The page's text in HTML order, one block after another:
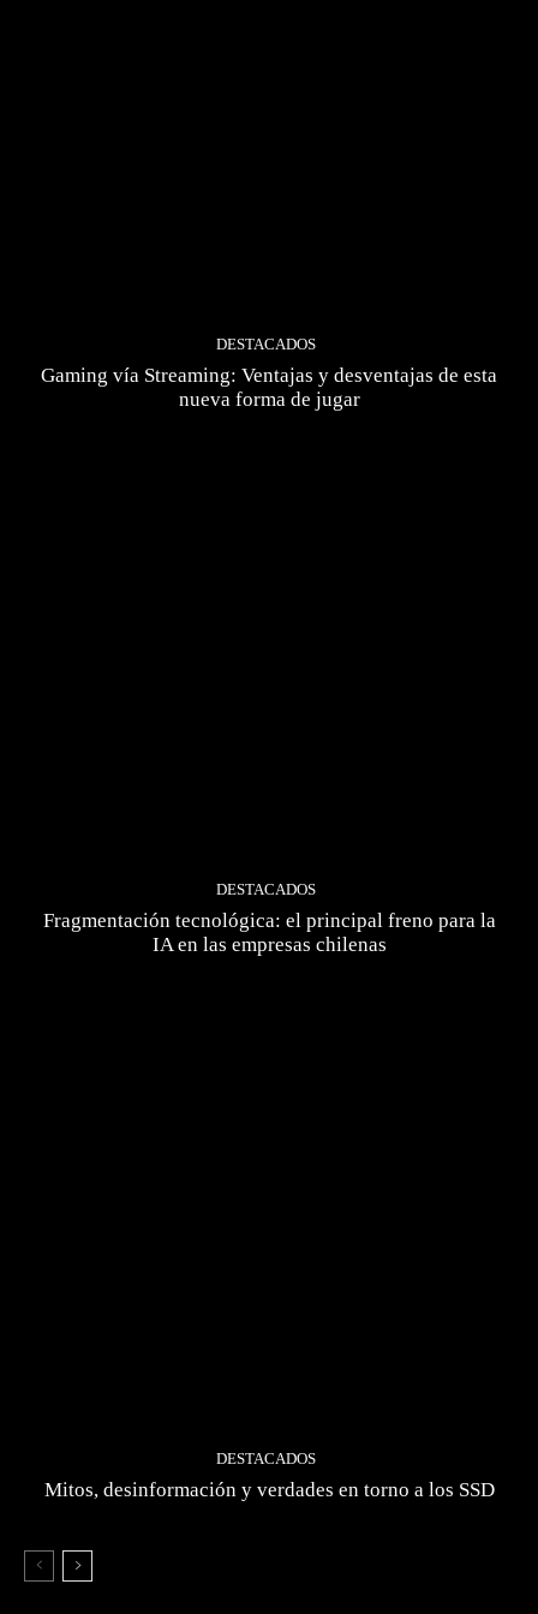
DESTACADOS
Gaming vía Streaming: Ventajas y desventajas de esta
nueva forma de jugar
DESTACADOS
Fragmentación tecnológica: el principal freno para la
IA en las empresas chilenas
DESTACADOS
Mitos, desinformación y verdades en torno a los SSD